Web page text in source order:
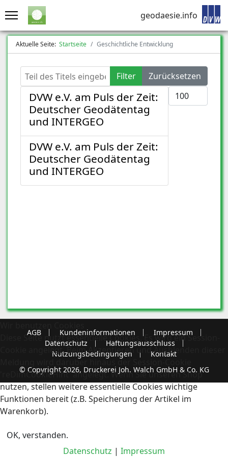
geodaesie.info
Aktuelle Seite: Startseite Geschichtliche Entwicklung
Teil des Titels eingeben Filter
Zurücksetzen
Anzeige #
DVW e.V. am Puls der Zeit:
Deutscher Geodätentag
und INTERGEO
DVW e.V. am Puls der Zeit:
Deutscher Geodätentag
und INTERGEO
AGB Kundeninformationen
Impressum
Datenschutz
Haftungsausschluss
Nutzungsbedingungen
Kontakt
© Copyright 2026, Druckerei Joh. Walch GmbH & Co. KG
Diese Seite nutzt essentielle Cookies. Es wird ein Session-
Cookie angelegt. Beim Akzeptieren und Ausblenden dieser
Meldung wird darüber hinaus der Session-Cookie
'reDimCookieHint' angelegt. Wenn Sie unseren Shop
nutzen, stellen weitere essentielle Cookies wichtige
Funktionen bereit (z.B. Speicherung der Artikel im
Warenkorb).
OK, verstanden.
Datenschutz | Impressum